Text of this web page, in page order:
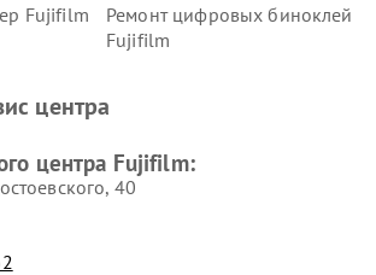
Fujifilm
Ремонт цифровых биноклей
Fujifilm
центра
центра Fujifilm:
40